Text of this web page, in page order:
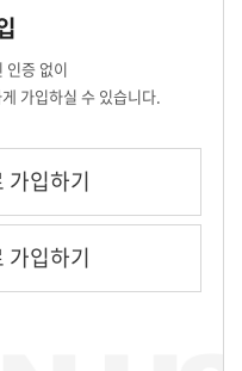
인증 없이
가입하실 수 있습니다.
가입하기
가입하기